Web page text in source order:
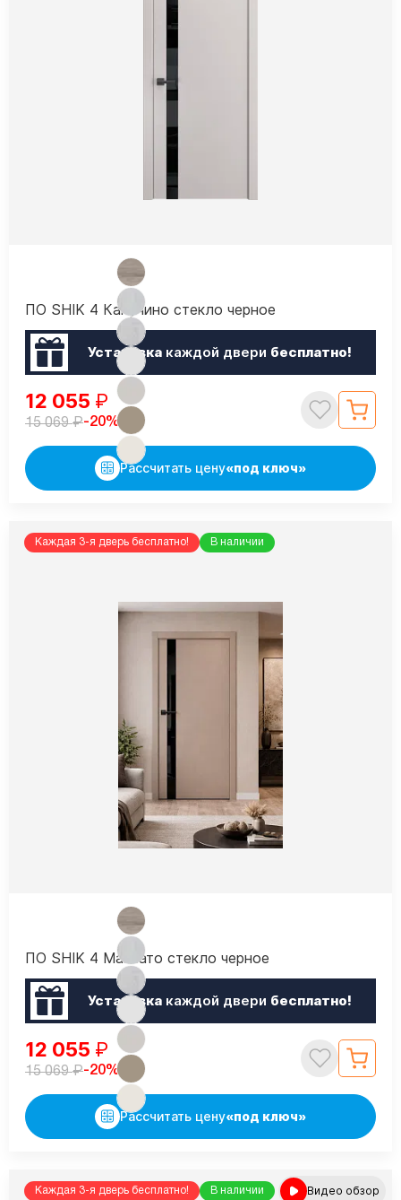
ПО SHIK 4 Капучино стекло черное
Установкакаждой двери бесплатно!
12 055 ₽
15 069₽-20%
Рассчитать цену«под ключ»
Каждая 3-я дверь бесплатно! В наличии
ПО SHIK 4 Макиато стекло черное
Установкакаждой двери бесплатно!
12 055 ₽
15 069₽-20%
Рассчитать цену«под ключ»
Каждая 3-я дверь бесплатно! В наличии Видео обзор